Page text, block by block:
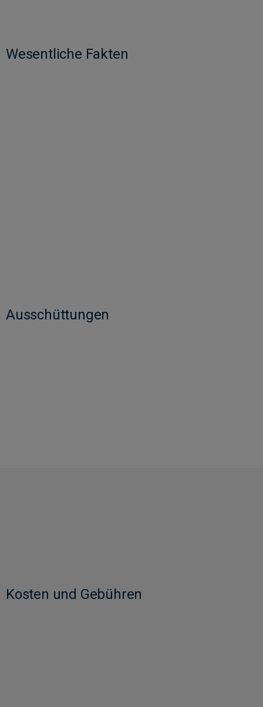
Wesentliche Fakten
Ausschüttungen
Kosten und Gebühren